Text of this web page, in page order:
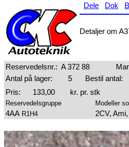
Dele Dok
Detaljer om
Reservedelsnr.: A 372 88
Antal på lager:
5
Bestil antal:
Pris:
133,00 kr. pr. stk
Reservedelsgruppe Modeller
4AA R1H4 2CV,